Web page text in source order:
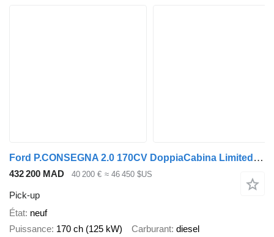
Ford P.CONSEGNA 2.0 170CV DoppiaCabina Limited 4X4 5 p
432 200 MAD 40 200 € ≈ 46 450 $US
Pick-up
État neuf
Puissance 170 ch (125 kW) Carburant diesel